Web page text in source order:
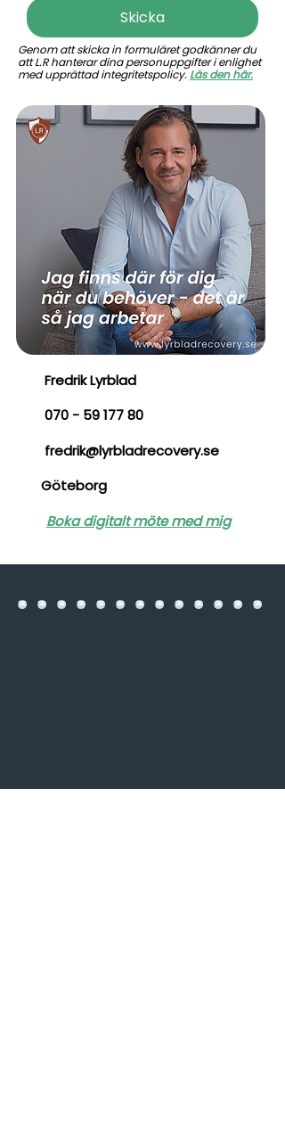
Skicka
Genom att skicka in formuläret godkänner du
att L.R hanterar dina personuppgifter i enlighet
med upprättad integritetspolicy. Läs den här.
Fredrik Lyrblad
070 - 59 177 80
fredrik@lyrbladrecovery.se
Göteborg
Boka digitalt möte med mig